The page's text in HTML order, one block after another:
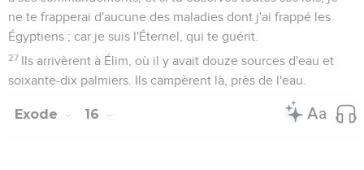
ne te frapperai d'aucune des maladies dont j'ai frappé les
Égyptiens ; car je suis l'Éternel, qui te guérit.
27 Ils arrivèrent à Élim, où il y avait douze sources d'eau et
soixante-dix palmiers. Ils campèrent là, près de l'eau.
Exode 16